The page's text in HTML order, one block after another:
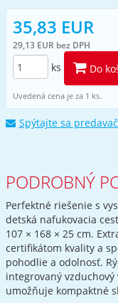
35,83 EUR
29,13 EUR bez DPH
ks Do
Uvedená cena je za 1 ks.
Spýtajte sa
PODROBNÝ
Perfektné riešenie s
detská nafukovacia
107 × 168 × 25 cm.
certifikátom kvality a
pohodlie a odolnosť.
integrovaný
umožňuje kompaktné